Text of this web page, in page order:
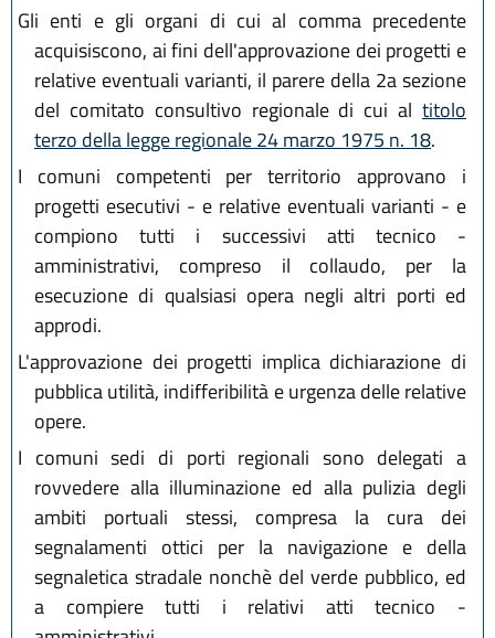
Gli enti e gli organi di cui al comma precedente
acquisiscono, ai fini dell'approvazione dei progetti e
relative eventuali varianti, il parere della 2a sezione
del comitato consultivo regionale di cui al titolo
terzo della legge regionale 24 marzo 1975 n. 18.
I comuni competenti per territorio approvano i
progetti esecutivi - e relative eventuali varianti - e
compiono tutti i successivi atti tecnico -
amministrativi, compreso il collaudo, per la
esecuzione di qualsiasi opera negli altri porti ed
approdi.
L'approvazione dei progetti implica dichiarazione di
pubblica utilità, indifferibilità e urgenza delle relative
opere.
I comuni sedi di porti regionali sono delegati a
rovvedere alla illuminazione ed alla pulizia degli
ambiti portuali stessi, compresa la cura dei
segnalamenti ottici per la navigazione e della
segnaletica stradale nonchè del verde pubblico, ed
a compiere tutti i relativi atti tecnico -